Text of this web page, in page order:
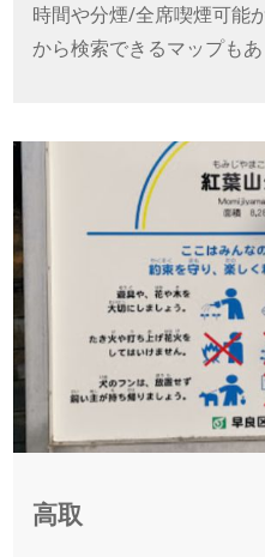
時間や分煙/全席喫煙可能
から検索できるマップも
高取